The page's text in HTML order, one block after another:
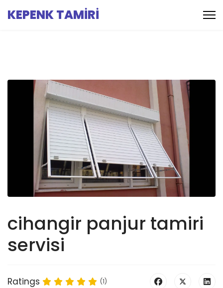
KEPENK TAMİRİ
cihangir panjur tamiri
servisi
Ratings (1)